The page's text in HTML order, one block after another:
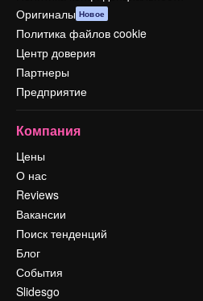
Оригиналы Новое
Политика файлов cookie
Центр доверия
Партнеры
Предприятие
Компания
Цены
О нас
Reviews
Вакансии
Поиск тенденций
Блог
События
Slidesgo